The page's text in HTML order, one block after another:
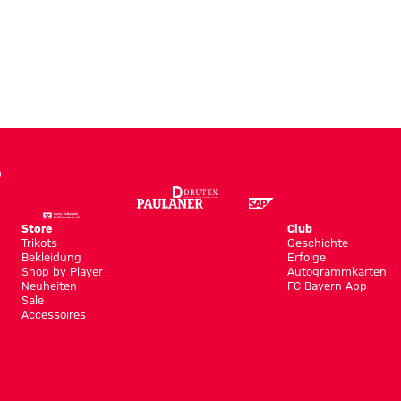
Store
Trikots
Bekleidung
Shop by Player
Neuheiten
Sale
Accessoires
Club
Geschichte
Erfolge
Autogrammkarten
FC Bayern App